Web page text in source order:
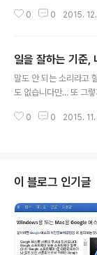
사이즈라는 게 정말 말
상식은 몸에 맞는 옷을
리의 상식과 달랐던 기
다.품질이 많이 좋아졌
에 맞춰 신게 된 것임에
0 0 2015.
일을 잘하는 기준,
말도 안 되는 소리라고
도 없습니다만... 또 그
일들을 보고 있자면 도
에 없는가는 심도 있는
다. 그런 생각을 통해
고, 그러기 위한 계획도
niuspharm.com 그래
까?!!나름대로 생각하
로 "내 탓이오. ..
0 0 2015.
이 블로그 인기글